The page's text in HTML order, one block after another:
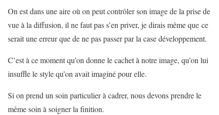
On est dans une aire où on peut contrôler son image de la prise de
vue à la diffusion, il ne faut pas s’en priver, je dirais même que ce
serait une erreur que de ne pas passer par la case développement.
C’est à ce moment qu’on donne le cachet à notre image, qu’on lui
insuffle le style qu’on avait imaginé pour elle.
Si on prend un soin particulier à cadrer, nous devons prendre le
même soin à soigner la finition.